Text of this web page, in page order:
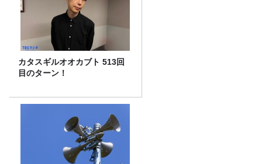
カタスギルオオカブト 513回
目のターン！